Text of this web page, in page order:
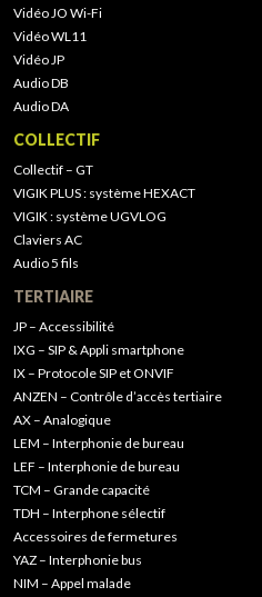
Vidéo JO Wi-Fi
Vidéo WL11
Vidéo JP
Audio DB
Audio DA
COLLECTIF
Collectif – GT
VIGIK PLUS : système HEXACT
VIGIK : système UGVLOG
Claviers AC
Audio 5 fils
TERTIAIRE
JP – Accessibilité
IXG – SIP & Appli smartphone
IX – Protocole SIP et ONVIF
ANZEN – Contrôle d’accès tertiaire
AX – Analogique
LEM – Interphonie de bureau
LEF – Interphonie de bureau
TCM – Grande capacité
TDH – Interphone sélectif
Accessoires de fermetures
YAZ – Interphonie bus
NIM – Appel malade